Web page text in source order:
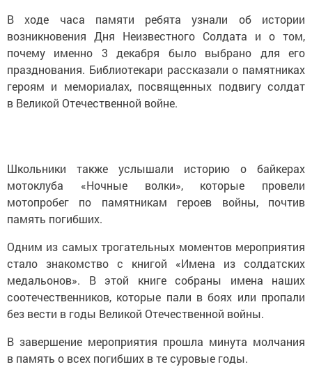
В ходе часа памяти ребята узнали об истории
возникновения Дня Неизвестного Солдата и о том,
почему именно 3 декабря было выбрано для его
празднования. Библиотекари рассказали о памятниках
героям и мемориалах, посвященных подвигу солдат
в Великой Отечественной войне.
Школьники также услышали историю о байкерах
мотоклуба «Ночные волки», которые провели
мотопробег по памятникам героев войны, почтив
память погибших.
Одним из самых трогательных моментов мероприятия
стало знакомство с книгой «Имена из солдатских
медальонов». В этой книге собраны имена наших
соотечественников, которые пали в боях или пропали
без вести в годы Великой Отечественной войны.
В завершение мероприятия прошла минута молчания
в память о всех погибших в те суровые годы.